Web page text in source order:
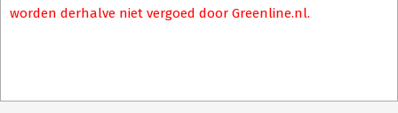
worden derhalve niet vergoed door Greenline.nl.